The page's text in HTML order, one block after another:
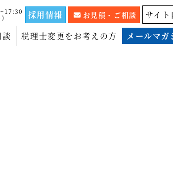
17:30
採用情報 お見積・ご相談
サイ
税理士変更をお考えの方 メールマガ